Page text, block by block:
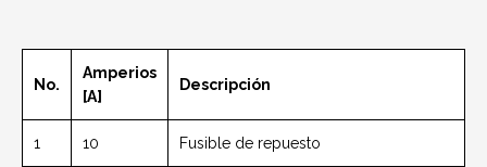
No.
Amperios
[A]
Descripción
1 10 Fusible de repuesto